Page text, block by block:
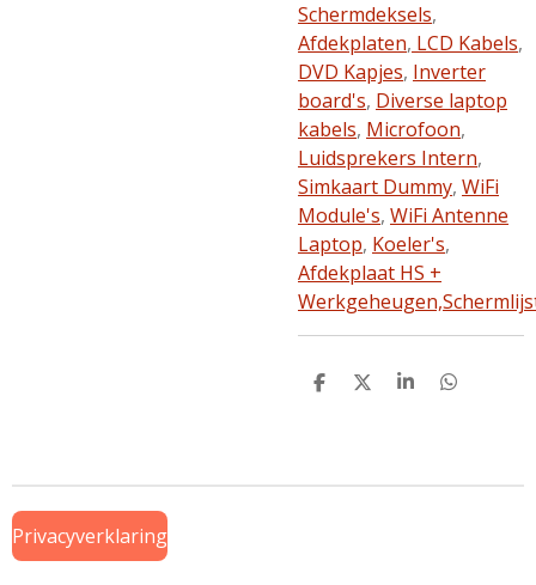
Schermdeksels,
Afdekplaten, LCD Kabels,
DVD Kapjes, Inverter
board's, Diverse laptop
kabels, Microfoon,
Luidsprekers Intern,
Simkaart Dummy, WiFi
Module's, WiFi Antenne
Laptop, Koeler's,
Afdekplaat HS +
Werkgeheugen,
D
D
S
D
Privacyverklaring